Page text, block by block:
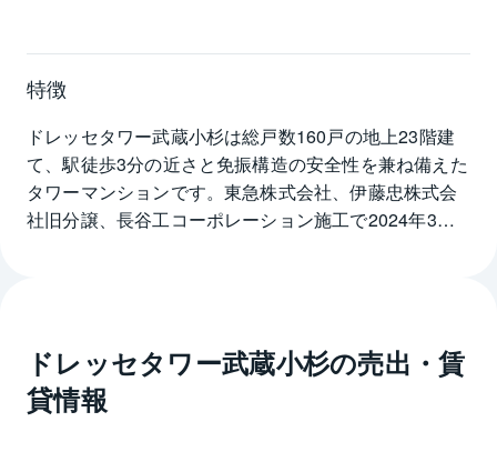
特徴
ドレッセタワー武蔵小杉は総戸数160戸の地上23階建
て、駅徒歩3分の近さと免振構造の安全性を兼ね備えた
タワーマンションです。東急株式会社、伊藤忠株式会
社旧分譲、長谷工コーポレーション施工で2024年3月
り組んだタワーレジデンスです。ドレッセタワー武蔵
小杉の分譲時住戸専有面積は42.09㎡～84.49㎡、さま
ざまなライフスタイルにあわせた1LDK～3LDKのプラ
ドレッセタワー武蔵小杉の売出・賃
貸情報